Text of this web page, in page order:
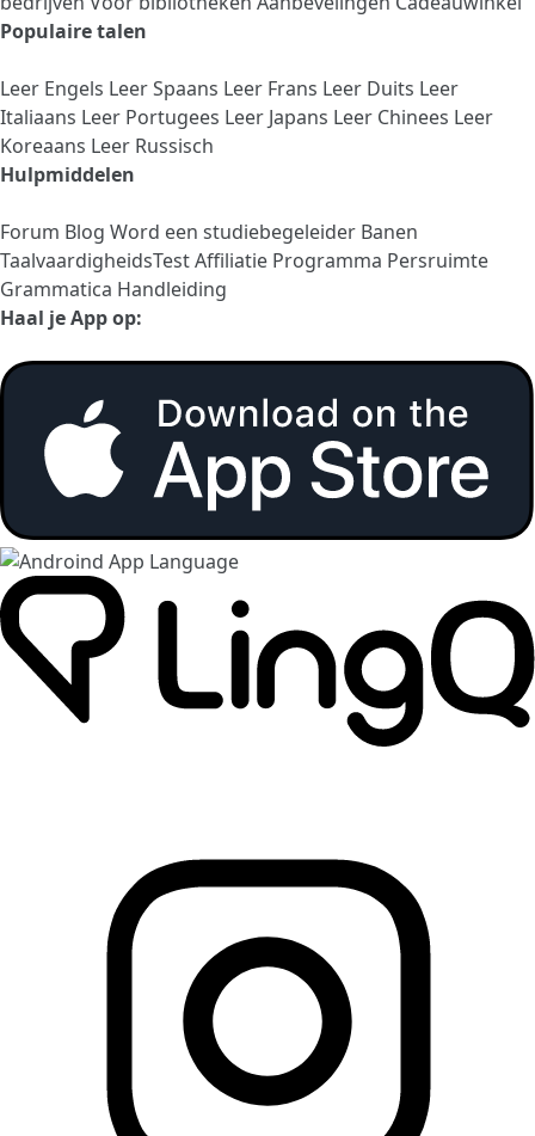
Populaire talen
Leer Engels Leer Spaans Leer Frans Leer Duits Leer
Italiaans Leer Portugees Leer Japans Leer Chinees Leer
Koreaans Leer Russisch
Hulpmiddelen
Forum Blog Word een studiebegeleider Banen
TaalvaardigheidsTestAffiliatie Programma Persruimte
Grammatica Handleiding
Haal je App op: